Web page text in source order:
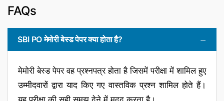
FAQs
SBI PO मेमोरी बेस्ड पेपर क्या होता है?
मेमोरी बेस्ड पेपर वह प्रश्नपत्र होता है जिसमें परीक्षा में शामिल हुए
उम्मीदवारों द्वारा याद किए गए वास्तविक प्रश्न शामिल होते हैं।